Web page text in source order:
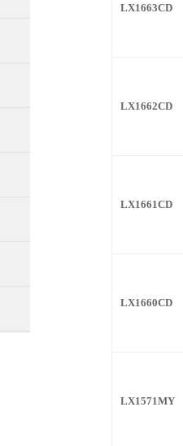
LX1663CD
LX1662CD
LX1661CD
LX1660CD
LX1571MY